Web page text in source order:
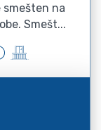
smešten na
drugom spratu i može da primi 4 osobe. Smešt...